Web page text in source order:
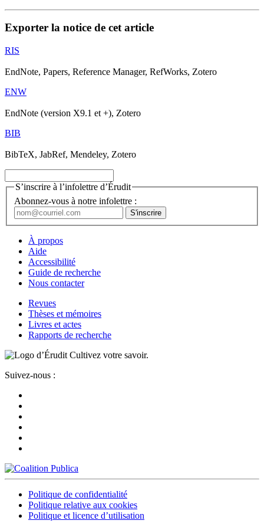
Exporter la notice de cet article
RIS
EndNote, Papers, Reference Manager, RefWorks, Zotero
ENW
EndNote (version X9.1 et +), Zotero
BIB
BibTeX, JabRef, Mendeley, Zotero
S’inscrire à l’infolettre d’Érudit
Abonnez-vous à notre infolettre :
À propos
Aide
Accessibilité
Guide de recherche
Nous contacter
Revues
Thèses et mémoires
Livres et actes
Rapports de recherche
Cultivez votre savoir.
Suivez-nous :
Politique de confidentialité
Politique relative aux cookies
Politique et licence d’utilisation